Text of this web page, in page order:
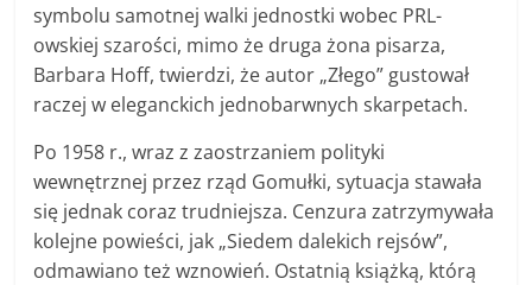
symbolu samotnej walki jednostki wobec PRL-
owskiej szarości, mimo że druga żona pisarza,
Barbara Hoff, twierdzi, że autor „Złego” gustował
raczej w eleganckich jednobarwnych skarpetach.
Po 1958 r., wraz z zaostrzaniem polityki
wewnętrznej przez rząd Gomułki, sytuacja stawała
się jednak coraz trudniejsza. Cenzura zatrzymywała
kolejne powieści, jak „Siedem dalekich rejsów”,
odmawiano też wznowień. Ostatnią książką, którą